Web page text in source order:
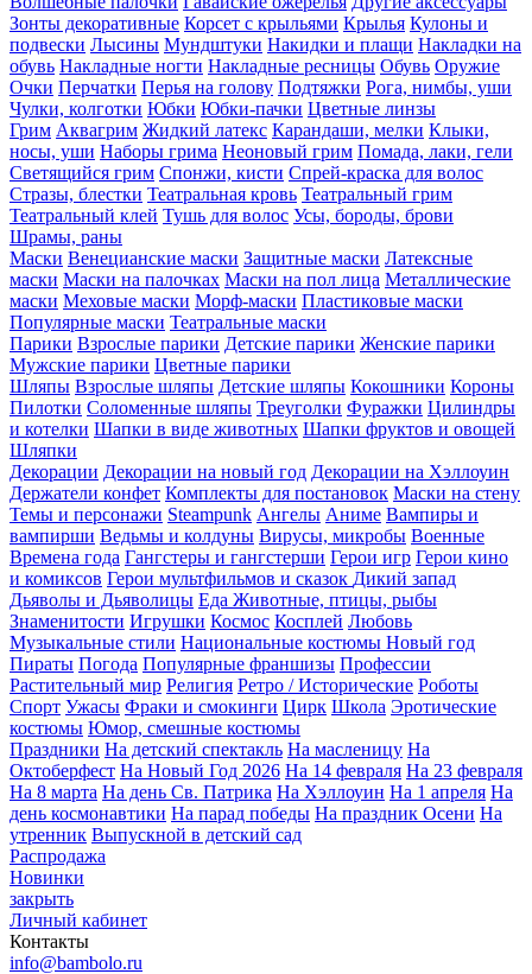
Зонты декоративные Корсет с крыльями Крылья Кулоны и
подвески Лысины Мундштуки Накидки и плащи Накладки на
обувь Накладные ногти Накладные ресницы Обувь Оружие
Очки Перчатки Перья на голову Подтяжки Рога, нимбы, уши
Чулки, колготки Юбки Юбки-пачки Цветные линзы
Грим Аквагрим Жидкий латекс Карандаши, мелки Клыки,
носы, уши Наборы грима Неоновый грим Помада, лаки, гели
Светящийся грим Спонжи, кисти Спрей-краска для волос
Стразы, блестки Театральная кровь Театральный грим
Театральный клей Тушь для волос Усы, бороды, брови
Шрамы, раны
Маски Венецианские маски Защитные маски Латексные
маски Маски на палочках Маски на пол лица Металлические
маски Меховые маски Морф-маски Пластиковые маски
Популярные маски Театральные маски
Парики Взрослые парики Детские парики Женские парики
Мужские парики Цветные парики
Шляпы Взрослые шляпы Детские шляпы Кокошники Короны
Пилотки Соломенные шляпы Треуголки Фуражки Цилиндры
и котелки Шапки в виде животных Шапки фруктов и овощей
Шляпки
Декорации Декорации на новый год Декорации на Хэллоуин
Держатели конфет Комплекты для постановок Маски на стену
Темы и персонажи Steampunk Ангелы Аниме Вампиры и
вампирши Ведьмы и колдуны Вирусы, микробы Военные
Времена года Гангстеры и гангстерши Герои игр Герои кино
и комиксов Герои мультфильмов и сказок Дикий запад
Дьяволы и Дьяволицы Еда Животные, птицы, рыбы
Знаменитости Игрушки Космос Косплей Любовь
Музыкальные стили Национальные костюмы Новый год
Пираты Погода Популярные франшизы Профессии
Растительный мир Религия Ретро / Исторические Роботы
Спорт Ужасы Фраки и смокинги Цирк Школа Эротические
костюмы Юмор, смешные костюмы
Праздники На детский спектакль На масленицу На
Октоберфест На Новый Год 2026 На 14 февраля На 23 февраля
На 8 марта На день Св. Патрика На Хэллоуин На 1 апреля На
день космонавтики На парад победы На праздник Осени На
утренник Выпускной в детский сад
Распродажа
Новинки
закрыть
Личный кабинет
Контакты
info@bambolo.ru